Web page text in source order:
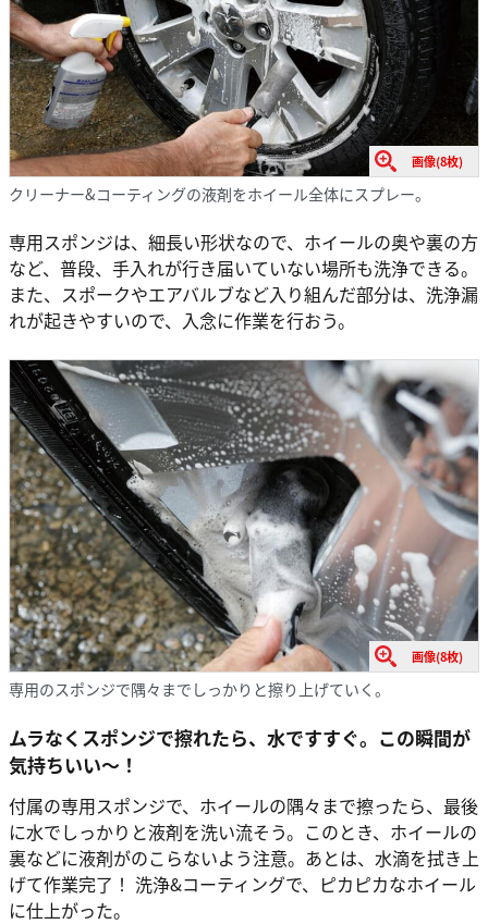
画像(8枚)
クリーナー&コーティングの液剤をホイール全体にスプレー。
専用スポンジは、細長い形状なので、ホイールの奥や裏の方
など、普段、手入れが行き届いていない場所も洗浄できる。
また、スポークやエアバルブなど入り組んだ部分は、洗浄漏
れが起きやすいので、入念に作業を行おう。
画像(8枚)
専用のスポンジで隅々までしっかりと擦り上げていく。
ムラなくスポンジで擦れたら、水ですすぐ。この瞬間が
気持ちいい〜！
付属の専用スポンジで、ホイールの隅々まで擦ったら、最後
に水でしっかりと液剤を洗い流そう。このとき、ホイールの
裏などに液剤がのこらないよう注意。あとは、水滴を拭き上
げて作業完了！ 洗浄&コーティングで、ピカピカなホイール
に仕上がった。